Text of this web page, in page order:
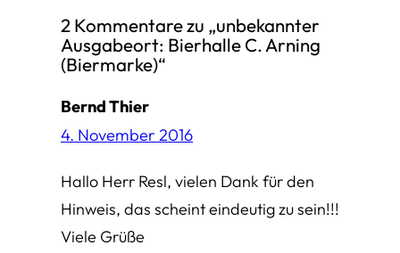
2 Kommentare zu „unbekannter
Ausgabeort: Bierhalle C. Arning
(Biermarke)“
Bernd Thier
4. November 2016
Hallo Herr Resl, vielen Dank für den
Hinweis, das scheint eindeutig zu sein!!!
Viele Grüße